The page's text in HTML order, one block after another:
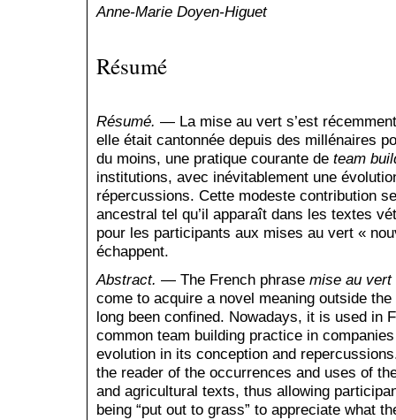
Anne-Marie Doyen-Higuet
Résumé
Résumé. — La mise au vert s’est
elle était cantonnée depuis des millénaires
du moins, une pratique courante de team
institutions, avec inévitablement une
répercussions. Cette modeste contribution
ancestral tel qu’il apparaît dans les textes
pour les participants aux mises au vert «
échappent.
Abstract. — The French phrase mise au vert
come to acquire a novel meaning outside
long been confined. Nowadays, it is used in
common team building practice in
evolution in its conception and
the reader of the occurrences and uses of
and agricultural texts, thus allowing
being “put out to grass” to appreciate what